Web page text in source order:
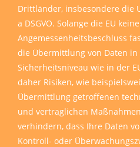
Drittländer, insbesondere die
a DSGVO. Solange die EU
Angemessenheitsbeschluss
die Übermittlung von Daten in
Sicherheitsniveau wie in der
daher Risiken, wie
Übermittlung getroffenen
und vertraglichen
verhindern, dass Ihre Daten
Kontroll- oder